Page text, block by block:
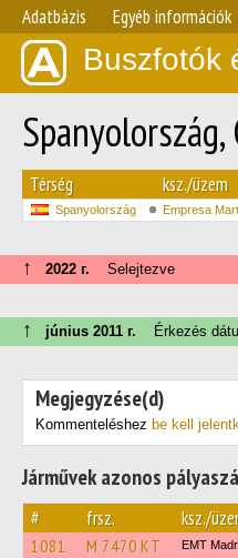
Adatbázis Egyéb információk
Buszfotók
Térség ksz./üzem
Spanyolország Empresa
↑ 2022 г. Selejtezve
↑ június 2011 г. Érkezés
Megjegyzése(d)
Kommenteléshez be kell
Járművek azonos
# frsz. ksz./
1081 M 7470 KT EMT